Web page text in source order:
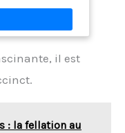
les vêtements,
Le
svelte et
avec votre
Valentin, Cosplay
: conception
il est
: la fellation au